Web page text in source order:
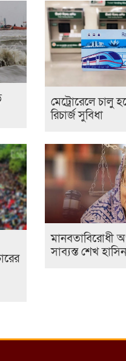
মেট্রোরেলে
রিচার্জ সুবিধা
মানবতাবিরোধী
সাব্যস্ত শেখ